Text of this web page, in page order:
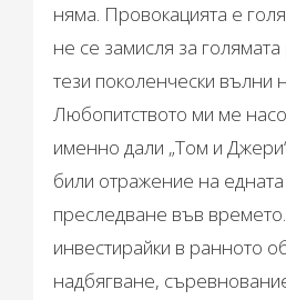
няма. Провокацията е
не се замисля за
тези поколенчески вълни
Любопитството ми ме
именно дали „Том и
били отражение на едната
преследване във
инвестирайки в ранното
надбягване,